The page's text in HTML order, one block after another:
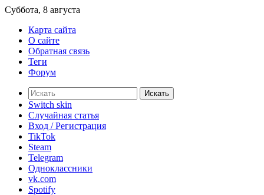
Суббота, 8 августа
Карта сайта
О сайте
Обратная связь
Теги
Форум
Искать
Switch skin
Случайная статья
Вход / Регистрация
TikTok
Steam
Telegram
Одноклассники
vk.com
Spotify